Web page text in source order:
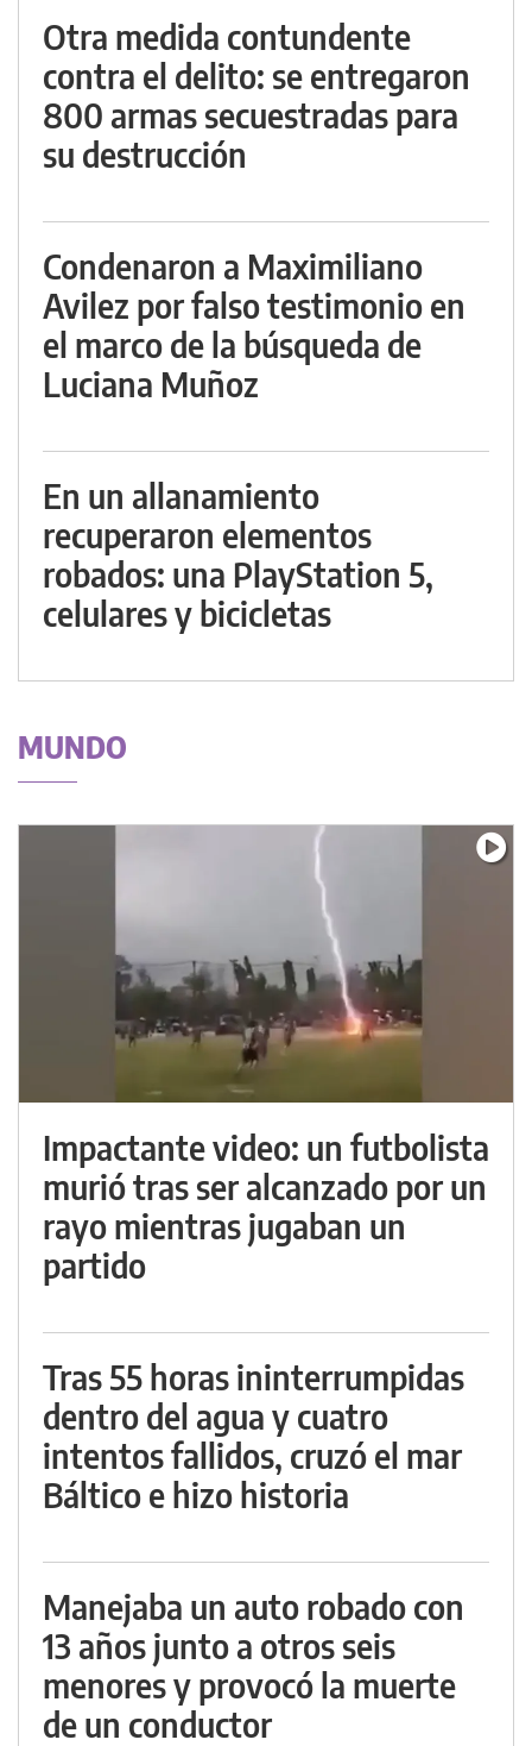
Otra medida contundente
contra el delito: se entregaron
800 armas secuestradas para
su destrucción
Condenaron a Maximiliano
Avilez por falso testimonio en
el marco de la búsqueda de
Luciana Muñoz
En un allanamiento
recuperaron elementos
robados: una PlayStation 5,
celulares y bicicletas
MUNDO
Impactante video: un futbolista
murió tras ser alcanzado por un
rayo mientras jugaban un
partido
Tras 55 horas ininterrumpidas
dentro del agua y cuatro
intentos fallidos, cruzó el mar
Báltico e hizo historia
Manejaba un auto robado con
13 años junto a otros seis
menores y provocó la muerte
de un conductor